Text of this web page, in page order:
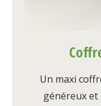
Un maxi
généreux et